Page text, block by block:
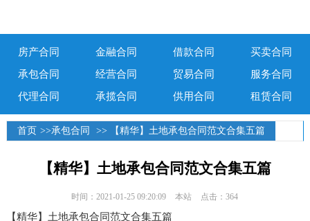
房产合同 金融合同 借款合同
买卖合同
承包合同
经营合同 贸易合同
服务合同
代理合同
承揽合同 供用合同 租赁合同
首页 >>承包合同 >> 【精华】土地承包合同范文合集五篇
【精华】土地承包合同范文合集五篇
时间：2021-01-25 09:20:09 本站 点击：364
【精华】土地承包合同范文合集五篇